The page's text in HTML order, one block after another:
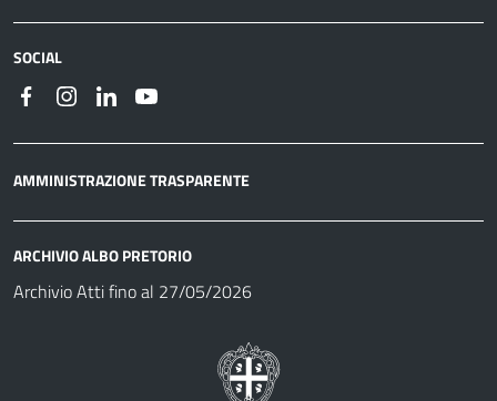
SOCIAL
AMMINISTRAZIONE TRASPARENTE
ARCHIVIO ALBO PRETORIO
Archivio Atti fino al 27/05/2026